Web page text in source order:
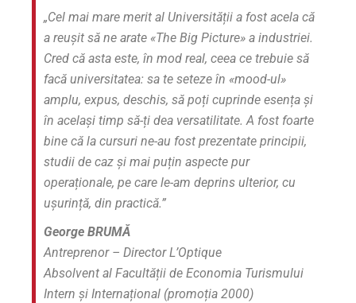
„Cel mai mare merit al Universității a fost acela că
a reușit să ne arate «The Big Picture» a industriei.
Cred că asta este, în mod real, ceea ce trebuie să
facă universitatea: sa te seteze în «mood-ul»
amplu, expus, deschis, să poți cuprinde esența și
în același timp să-ți dea versatilitate. A fost foarte
bine că la cursuri ne-au fost prezentate principii,
studii de caz și mai puțin aspecte pur
operaționale, pe care le-am deprins ulterior, cu
ușurință, din practică.”
George BRUMĂ
Antreprenor – Director L’Optique
Absolvent al Facultății de Economia Turismului
Intern și Internațional (promoția 2000)